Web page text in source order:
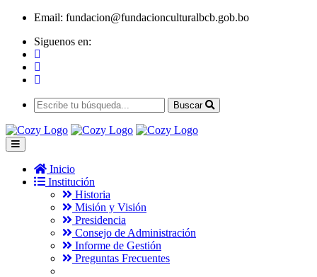
Email: fundacion@fundacionculturalbcb.gob.bo
Siguenos en:
Buscar
Inicio
Institución
Historia
Misión y Visión
Presidencia
Consejo de Administración
Informe de Gestión
Preguntas Frecuentes